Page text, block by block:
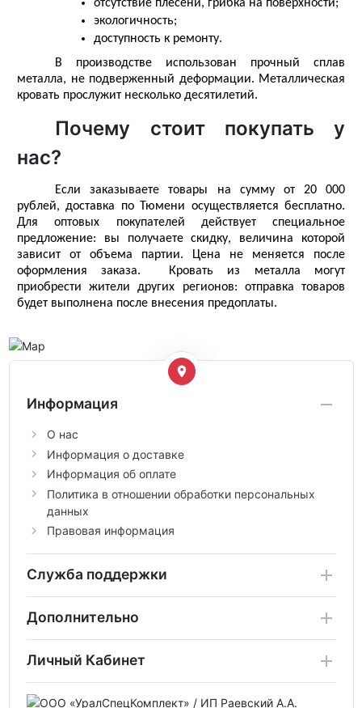
отсутствие плесени, грибка на поверхности;
экологичность;
доступность к ремонту.
В производстве использован прочный сплав
металла, не подверженный деформации. Металлическая
кровать прослужит несколько десятилетий.
Почему стоит покупать у
нас?
Если заказываете товары на сумму от 20 000
рублей, доставка по Тюмени осуществляется бесплатно.
Для оптовых покупателей действует специальное
предложение: вы получаете скидку, величина которой
зависит от объема партии.
Цена не меняется после
оформления заказа.
Кровать из металла могут
приобрести жители других регионов: отправка товаров
будет выполнена после внесения предоплаты.
Информация
О нас
Информация о доставке
Информация об оплате
Политика в отношении обработки персональных
данных
Правовая информация
Служба поддержки
Дополнительно
Личный Кабинет